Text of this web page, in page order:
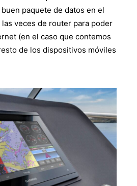
paquete de datos en el
veces de router para poder
(en el caso que contemos
de los dispositivos móviles